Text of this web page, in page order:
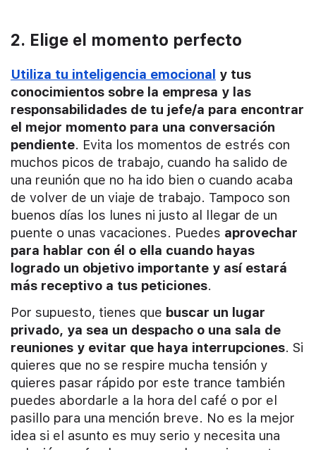
2. Elige el momento perfecto
Utiliza tu inteligencia emocional y tus
conocimientos sobre la empresa y las
responsabilidades de tu jefe/a para encontrar
el mejor momento para una conversación
pendiente. Evita los momentos de estrés con
muchos picos de trabajo, cuando ha salido de
una reunión que no ha ido bien o cuando acaba
de volver de un viaje de trabajo. Tampoco son
buenos días los lunes ni justo al llegar de un
puente o unas vacaciones. Puedes aprovechar
para hablar con él o ella cuando hayas
logrado un objetivo importante y así estará
más receptivo a tus peticiones.
Por supuesto, tienes que buscar un lugar
privado, ya sea un despacho o una sala de
reuniones y evitar que haya interrupciones. Si
quieres que no se respire mucha tensión y
quieres pasar rápido por este trance también
puedes abordarle a la hora del café o por el
pasillo para una mención breve. No es la mejor
idea si el asunto es muy serio y necesita una